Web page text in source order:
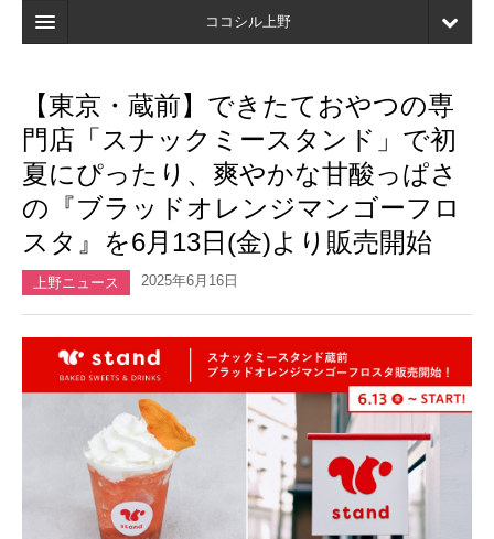
ココシル上野
検索
店舗・施設最新情報
口コミ
マイページ
ブックマーク
【東京・蔵前】できたておやつの専
門店「スナックミースタンド」で初
夏にぴったり、爽やかな甘酸っぱさ
の『ブラッドオレンジマンゴーフロ
スタ』を6月13日(金)より販売開始
上野ニュース 2025年6月16日